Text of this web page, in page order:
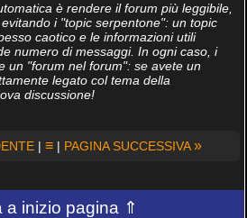
è rendere il forum più leggibile,
i "topic serpentone": un topic
caotico e le informazioni utili
numero di messaggi. In ogni caso, i
un "forum nel forum": se avete un
legato col tema della
discussione!
| ≡| PAGINA SUCCESSIVA»
a inizio pagina ⇑